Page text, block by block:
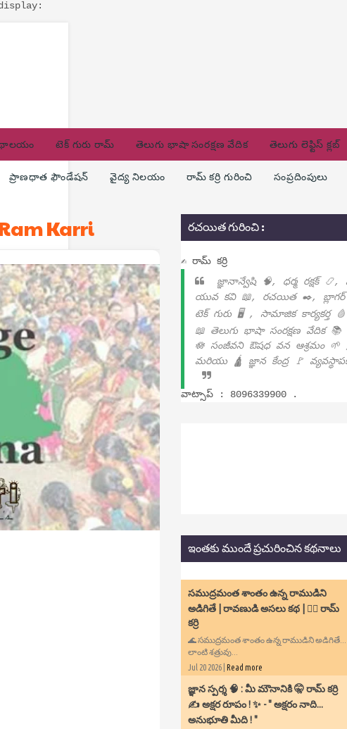
టెక్ గురు రామ్ తెలుగు భాషా సంరక్షణ వేదిక తెలుగు లెఫ్టిస్ క్లబ్
ప్రాణధాత ఫౌండేషన్ వైద్య నిలయం రామ్ కర్రి గురించి సంప్రదింపులు
Karri రచయిత గురించి :
✍ రామ్ కర్రి
జ్ఞానాన్వేషి 🧠, ధర్మ రక్షక్ 📿,
యువ కవి 📖, రచయిత ✒️,
టెక్ గురు 🖥️ , సామాజిక కార్యకర్త
📖 తెలుగు భాషా సంరక్షణ వేదిక
🪷 సంజీవని ఔషధ వన ఆశ్రమం 🌱
మరియు 🛕 జ్ఞాన కేంద్ర 🚩
వాట్సాప్ : 8096339900 .
ఇంతకు ముందే ప్రచురించిన కథనాలు
సముద్రమంత శాంతం ఉన్న రాముడిని
అడిగితే | రావణుడి అసలు కథ | ✍🏻 రామ్
కర్రి
🌊 సముద్రమంత శాంతం ఉన్న రాముడిని
లాంటి శత్రువు...
Jul 20 2026 | Read more
​జ్ఞాన స్పర్శ 🧠 : మీ మౌనానికి 🤫 రామ్ కర్రి
✍️ అక్షర రూపం ! ✨ - ​" అక్షరం నాది...
అనుభూతి మీది ! "